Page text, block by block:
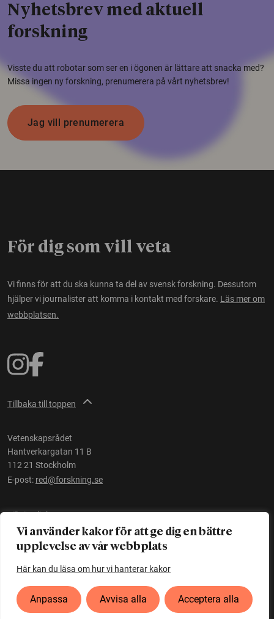
Vi använder kakor för att ge dig en bättre
upplevelse av vår webbplats
Här kan du läsa om hur vi hanterar kakor
Anpassa Avvisa alla Acceptera alla
Nyhetsbrev med aktuell
forskning
Visste du att robotar som ser en i ögonen är lättare att snacka med?
Missa ingen ny forskning, prenumerera på vårt nyhetsbrev!
Jag vill prenumerera
För dig som vill veta
Vi finns för att du ska kunna ta del av svensk forskning. Dessutom
hjälper vi journalister att komma i kontakt med forskare. Läs mer om
webbplatsen.
Tillbaka till toppen
Vetenskapsrådet
Hantverkargatan 11 B
112 21 Stockholm
E-post: red@forskning.se
Tillgänglighet
Ett initiativ avVetenskapsrådet